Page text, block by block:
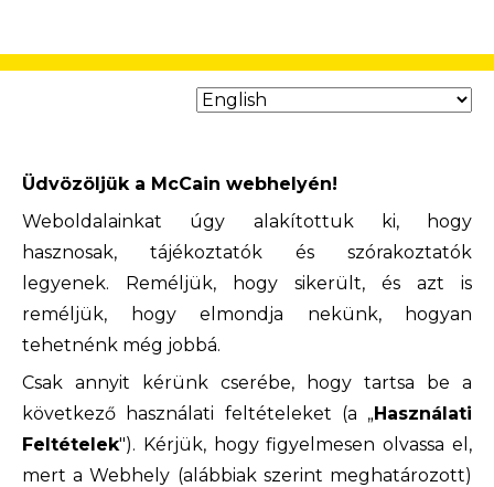
Üdvözöljük a McCain webhelyén!
Weboldalainkat úgy alakítottuk ki, hogy
hasznosak, tájékoztatók és szórakoztatók
legyenek. Reméljük, hogy sikerült, és azt is
reméljük, hogy elmondja nekünk, hogyan
tehetnénk még jobbá.
Csak annyit kérünk cserébe, hogy tartsa be a
következő használati feltételeket (a „Használati
Feltételek"). Kérjük, hogy figyelmesen olvassa el,
mert a Webhely (alábbiak szerint meghatározott)